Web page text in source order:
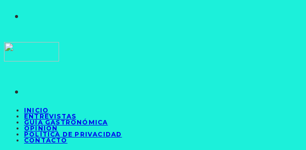
INICIO
ENTREVISTAS
GUÍA GASTRONÓMICA
OPINIÓN
POLÍTICA DE PRIVACIDAD
CONTACTO